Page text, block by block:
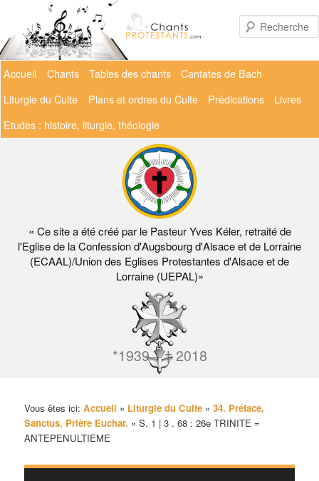
contenu
principal
« Ce site a été créé par le Pasteur Yves Kéler, retraité de
l'Eglise de la Confession d'Augsbourg d'Alsace et de Lorraine
(ECAAL)/Union des Eglises Protestantes d'Alsace et de
Lorraine (UEPAL)»
*1939 – † 2018
Menu
Accueil Chants Tables des chants
Cantates de Bach
Liturgie du Culte
Plans et ordres du Culte Prédications
Livres
Etudes : histoire, liturgie, théologie
Vous êtes ici:Accueil » Liturgie du Culte »34. Préface,
Sanctus, Prière Euchar. »S. 1 | 3 . 68 : 26e TRINITE =
ANTEPENULTIEME